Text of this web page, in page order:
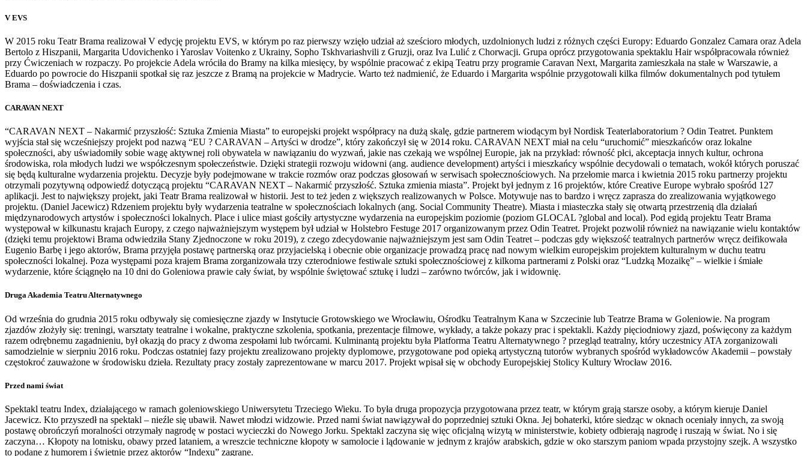
V EVS
W 2015 roku Teatr Brama realizował V edycję projektu EVS, w którym po raz pierwszy wzięło udział aż sześcioro młodych, uzdolnionych ludzi z różnych części Europy: Eduardo Gonzalez Camara oraz Adela
Bertolo z Hiszpanii, Margarita Udovichenko i Yaroslav Voitenko z Ukrainy, Sopho Tskhvariashvili z Gruzji, oraz Iva Lulić z Chorwacji. Grupa oprócz przygotowania spektaklu Hair współpracowała również
przy Ćwiczeniach w rozpaczy. Po projekcie Adela wróciła do Bramy na kilka miesięcy, by wspólnie pracować z ekipą Teatru przy programie Caravan Next, Margarita zamieszkała na stałe w Warszawie, a
Eduardo po powrocie do Hiszpanii spotkał się raz jeszcze z Bramą na projekcie w Madrycie. Warto też nadmienić, że Eduardo i Margarita wspólnie przygotowali kilka filmów dokumentalnych pod tytułem
Brama – doświadczenia i czas.
CARAVAN NEXT
“CARAVAN NEXT – Nakarmić przyszłość: Sztuka Zmienia Miasta” to europejski projekt współpracy na dużą skalę, gdzie partnerem wiodącym był Nordisk Teaterlaboratorium ? Odin Teatret. Punktem
wyjścia stał się wcześniejszy projekt pod nazwą “EU ? CARAVAN – Artyści w drodze”, który zakończył się w 2014 roku. CARAVAN NEXT miał na celu “uruchomić” mieszkańców oraz lokalne
społeczności, aby uświadomiły sobie wagę aktywnej roli obywatela w nawiązaniu do wyzwań, jakie nas czekają we wspólnej Europie, jak na przykład: równość płci, akceptacja innych kultur, ochrona
środowiska, rola młodych ludzi we współczesnym społeczeństwie. Dzięki strategii rozwoju widowni (ang. audience development) artyści i mieszkańcy wspólnie decydowali o tematach, wokół których poruszać
się będą kulturalne wydarzenia projektu. Decyzje były podejmowane w trakcie rozmów oraz podczas głosowań w serwisach społecznościowych. Na przełomie marca i kwietnia 2015 roku partnerzy projektu
otrzymali pozytywną odpowiedź dotyczącą projektu “CARAVAN NEXT – Nakarmić przyszłość. Sztuka zmienia miasta”. Projekt był jednym z 16 projektów, które Creative Europe wybrało spośród 127
aplikacji. Jest to największy projekt, jaki Teatr Brama realizował w historii. Jest to też jeden z większych realizowanych w Polsce. Motywuje nas to bardzo i wręcz zaprasza do zrealizowania wyjątkowego
projektu. (Daniel Jacewicz) Rdzeniem projektu były wydarzenia teatralne w społecznościach lokalnych (ang. Social Community Theatre). Miasta i miasteczka stały się otwartą przestrzenią dla działań
międzynarodowych artystów i społeczności lokalnych. Place i ulice miast gościły artystyczne wydarzenia na europejskim poziomie (poziom GLOCAL ?global and local). Pod egidą projektu Teatr Brama
występował w kilkunastu krajach Europy, z czego najważniejszym występem był udział w Holstebro Festuge 2017 organizowanym przez Odin Teatret. Projekt pozwolił również na nawiązanie wielu kontaktów
(dzięki temu projektowi Brama odwiedziła Stany Zjednoczone w roku 2019), z czego zdecydowanie najważniejszym jest sam Odin Teatret – podczas gdy większość teatralnych partnerów wręcz deifikowała
Eugenio Barbę i jego aktorów, Brama przyjęła postawę partnerską oraz przyjacielską i obecnie obie organizacje prowadzą pracę nad nowym wielkim europejskim projektem kulturalnym w duchu teatru
społeczności lokalnej. Poza występami poza krajem Brama zorganizowała trzy czterodniowe festiwale sztuki społecznościowej z kilkoma partnerami z Polski oraz “Ludzką Mozaikę” – wielkie i śmiałe
wydarzenie, które ściągnęło na 10 dni do Goleniowa prawie cały świat, by wspólnie świętować sztukę i ludzi – zarówno twórców, jak i widownię.
Druga Akademia Teatru Alternatywnego
Od września do grudnia 2015 roku odbywały się comiesięczne zjazdy w Instytucie Grotowskiego we Wrocławiu, Ośrodku Teatralnym Kana w Szczecinie lub Teatrze Brama w Goleniowie. Na program
zjazdów złożyły się: treningi, warsztaty teatralne i wokalne, praktyczne szkolenia, spotkania, prezentacje filmowe, wykłady, a także pokazy prac i spektakli. Każdy pięciodniowy zjazd, poświęcony za każdym
razem odrębnemu zagadnieniu, był okazją do pracy z dwoma zespołami lub twórcami. Kulminantą projektu była Platforma Teatru Alternatywnego ? przegląd teatralny, który uczestnicy ATA zorganizowali
samodzielnie w sierpniu 2016 roku. Podczas ostatniej fazy projektu zrealizowano projekty dyplomowe, przygotowane pod opieką artystyczną tutorów wybranych spośród wykładowców Akademii – powstały
częstokroć zauważone w środowisku dzieła. Rezultaty pracy zostały zaprezentowane w marcu 2017. Projekt wpisał się w obchody Europejskiej Stolicy Kultury Wrocław 2016.
Przed nami świat
Spektakl teatru Index, działającego w ramach goleniowskiego Uniwersytetu Trzeciego Wieku. To była druga propozycja przygotowana przez teatr, w którym grają starsze osoby, a którym kieruje Daniel
Jacewicz. Kto przyszedł na spektakl – nieźle się ubawił. Nawet młodzi widzowie. Przed nami świat nawiązywał do poprzedniej sztuki Okna. Jej bohaterki, które siedząc w oknach oceniały innych, za swoją
postawę obrończyń moralności otrzymały nagrodę w postaci wycieczki do Nowego Jorku. Spektakl zaczyna się więc oficjalną wizytą w ministerstwie, kobiety odbierają nagrodę i ruszają w świat. No i się
zaczyna… Kłopoty na lotnisku, obawy przed lataniem, a wreszcie techniczne kłopoty w samolocie i lądowanie w jednym z krajów arabskich, gdzie w oko starszym paniom wpada przystojny szejk. A wszystko
to podane z humorem i świetnie przez aktorów “Indexu” zagrane.